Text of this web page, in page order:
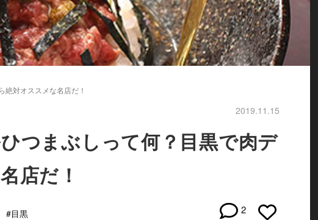
絶対オススメな名店だ！
2019.11.15
つまぶしって何？目黒で肉デ
店だ！
#目黒 2